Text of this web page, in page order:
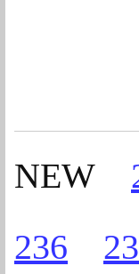
NEW
236